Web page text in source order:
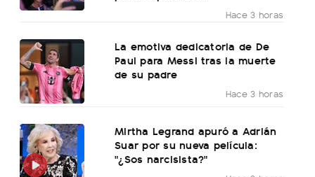
Hace 3 horas
La emotiva dedicatoria de De
Paul para Messi tras la muerte
de su padre
Hace 3 horas
Mirtha Legrand apuró a Adrián
Suar por su nueva película:
"¿Sos narcisista?"